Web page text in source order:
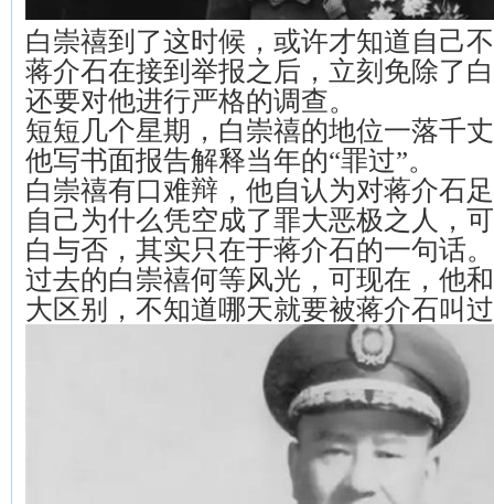
白崇禧到了这时候，或许才知道自己
蒋介石在接到举报之后，立刻免除了
还要对他进行严格的调查。
短短几个星期，白崇禧的地位一落千
他写书面报告解释当年的“罪过”。
白崇禧有口难辩，他自认为对蒋介石
自己为什么凭空成了罪大恶极之人，
白与否，其实只在于蒋介石的一句话。
过去的白崇禧何等风光，可现在，他
大区别，不知道哪天就要被蒋介石叫